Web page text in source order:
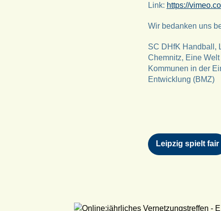
Link: https://
Wir bedanken uns
SC DHfK Handball,
Chemnitz, Eine
Kommunen in der
Entwicklung (BMZ)
Leipzig spielt fair